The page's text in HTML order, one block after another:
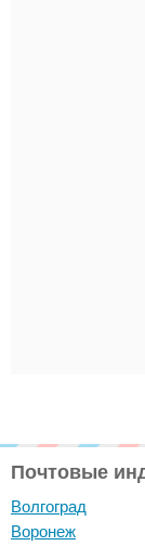
Почтовые
Волгоград
Воронеж